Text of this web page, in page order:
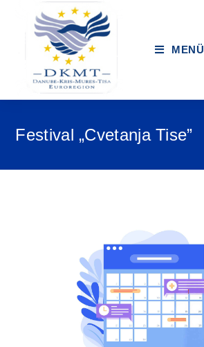
MENÜ
Festival „Cvetanja Tise”